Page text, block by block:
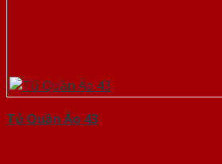
Tủ Quần Áo 43